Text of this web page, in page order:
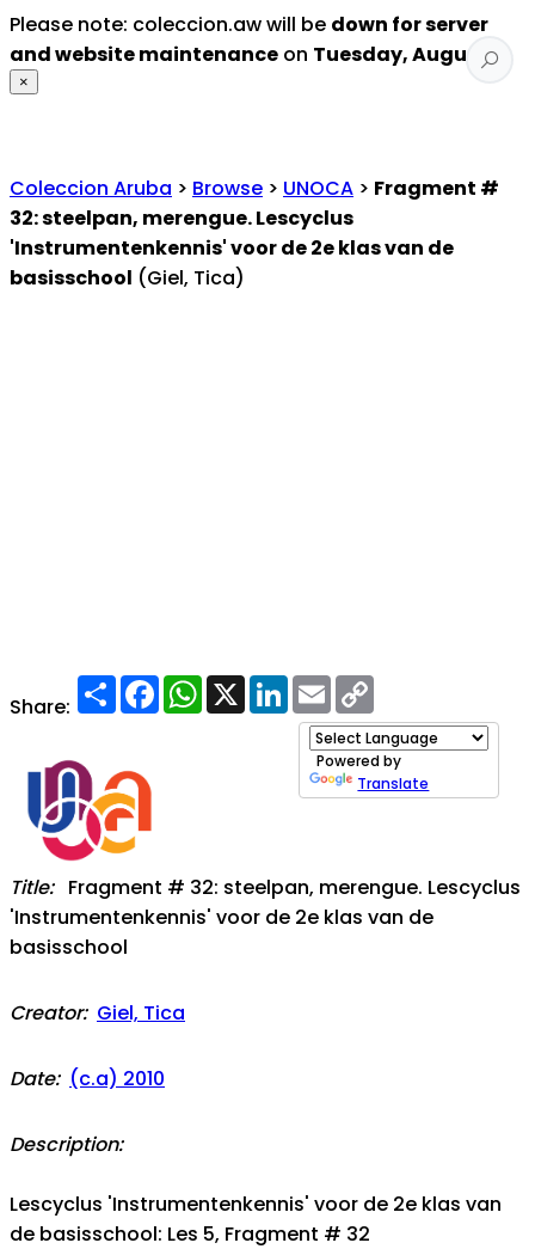
Please note: coleccion.aw will be down for server
and website maintenance on Tuesday, August 4
×
Coleccion Aruba > Browse > UNOCA > Fragment #
32: steelpan, merengue. Lescyclus
'Instrumentenkennis' voor de 2e klas van de
basisschool (Giel, Tica)
Share:
ShareFacebook
WhatsApp
X LinkedIn
Email
Powered by
Translate
Title:Fragment # 32: steelpan, merengue. Lescyclus
'Instrumentenkennis' voor de 2e klas van de
basisschool
Creator: Giel, Tica
Date: (c.a) 2010
Description:
Lescyclus 'Instrumentenkennis' voor de 2e klas van
de basisschool: Les 5, Fragment # 32